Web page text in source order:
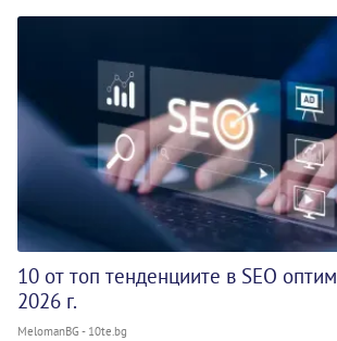
10 от топ тенденциите в SEO
2026 г.
MelomanBG - 10te.bg